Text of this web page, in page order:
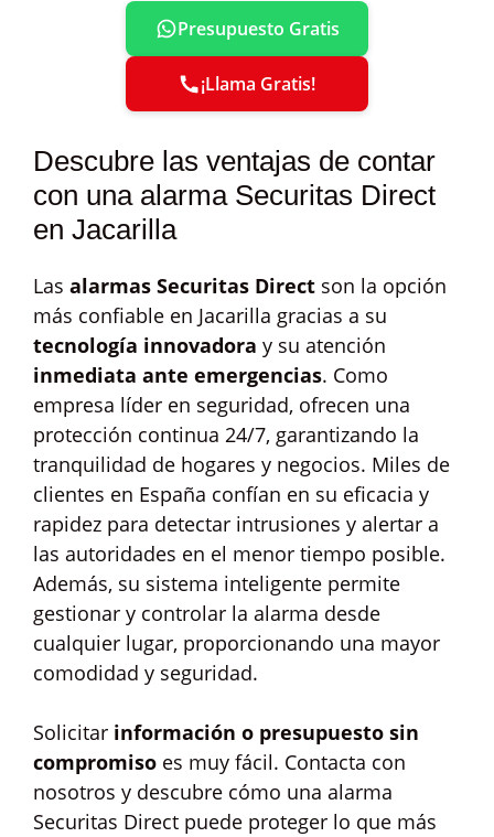
Presupuesto Gratis
¡Llama Gratis!
Descubre las ventajas de contar
con una alarma Securitas Direct
en Jacarilla
Las alarmas Securitas Direct son la opción
más confiable en Jacarilla gracias a su
tecnología innovadora y su atención
inmediata ante emergencias. Como
empresa líder en seguridad, ofrecen una
protección continua 24/7, garantizando la
tranquilidad de hogares y negocios. Miles de
clientes en España confían en su eficacia y
rapidez para detectar intrusiones y alertar a
las autoridades en el menor tiempo posible.
Además, su sistema inteligente permite
gestionar y controlar la alarma desde
cualquier lugar, proporcionando una mayor
comodidad y seguridad.
Solicitar información o presupuesto sin
compromiso es muy fácil. Contacta con
nosotros y descubre cómo una alarma
Securitas Direct puede proteger lo que más